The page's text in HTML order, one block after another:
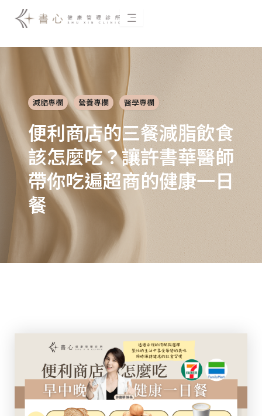
減脂專欄 營養專欄 醫學專欄
便利商店的三餐減脂飲食
該怎麼吃？讓許書華醫師
帶你吃遍超商的健康一日
餐